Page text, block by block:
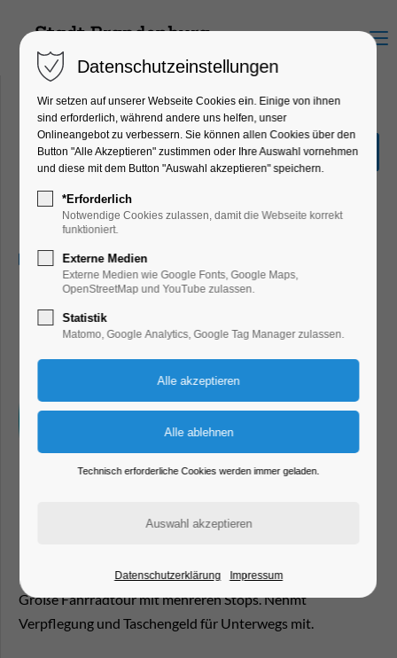
Menu
Tour de Branne zur Villa
Villekulla
Ferienkalender, Kinder, Jugend, Mitmach-
Aktion
07.08.2026, 12:00–20:00
Große Fahrradtour mit mehreren Stops. Nehmt
Verpflegung und Taschengeld für Unterwegs mit.
Datenschutzeinstellungen
Wir setzen auf unserer Webseite Cookies ein. Einige von ihnen
sind erforderlich, während andere uns helfen, unser
Onlineangebot zu verbessern. Sie können allen Cookies über den
Button "Alle Akzeptieren" zustimmen oder Ihre Auswahl vornehmen
und diese mit dem Button "Auswahl akzeptieren" speichern.
*Erforderlich
Notwendige Cookies zulassen, damit die Webseite korrekt
funktioniert.
Externe Medien
Externe Medien wie Google Fonts, Google Maps,
OpenStreetMap und YouTube zulassen.
Statistik
Matomo, Google Analytics, Google Tag Manager zulassen.
Technisch erforderliche Cookies werden immer geladen.
Datenschutzerklärung Impressum